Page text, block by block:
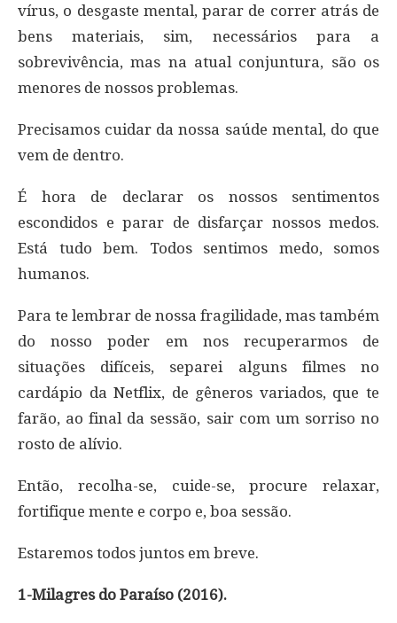
vírus, o desgaste mental, parar de correr atrás de
bens materiais, sim, necessários para a
sobrevivência, mas na atual conjuntura, são os
menores de nossos problemas.
Precisamos cuidar da nossa saúde mental, do que
vem de dentro.
É hora de declarar os nossos sentimentos
escondidos e parar de disfarçar nossos medos.
Está tudo bem. Todos sentimos medo, somos
humanos.
Para te lembrar de nossa fragilidade, mas também
do nosso poder em nos recuperarmos de
situações difíceis, separei alguns filmes no
cardápio da Netflix, de gêneros variados, que te
farão, ao final da sessão, sair com um sorriso no
rosto de alívio.
Então, recolha-se, cuide-se, procure relaxar,
fortifique mente e corpo e, boa sessão.
Estaremos todos juntos em breve.
1-Milagres do Paraíso (2016).